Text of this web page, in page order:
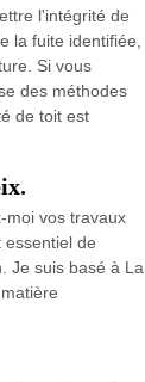
l'intégrité de
la fuite identifiée,
Si vous
des méthodes
de toit est
moi vos travaux
de
Je suis basé à La